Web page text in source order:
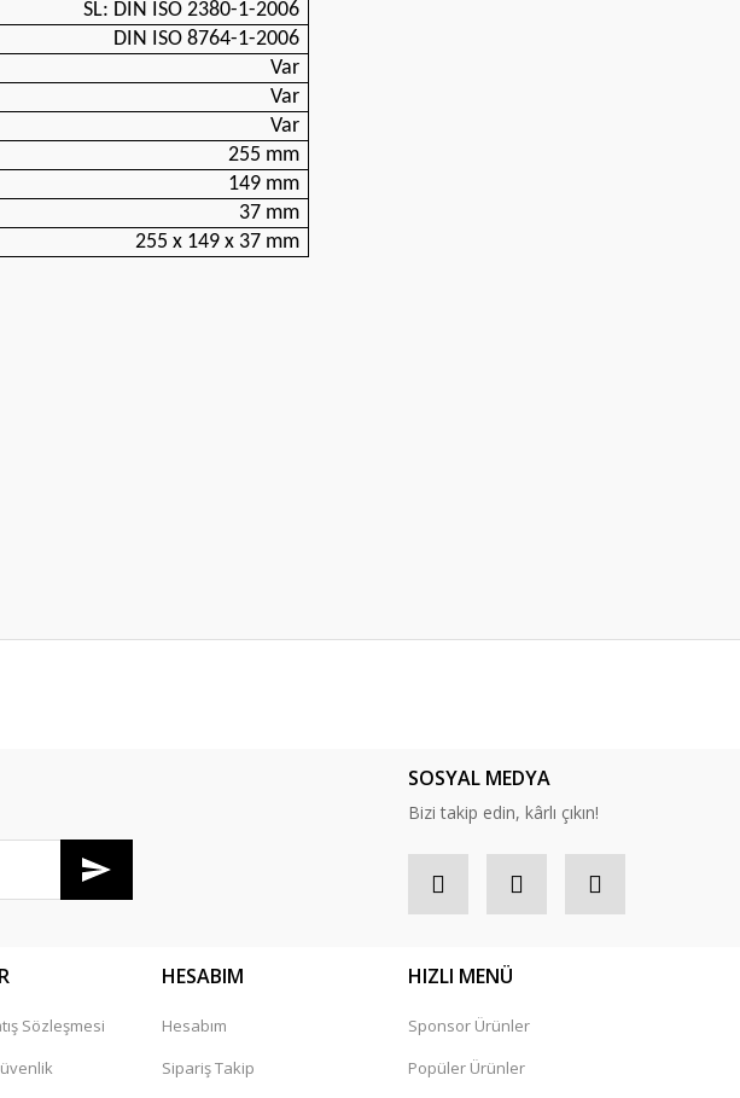
SL: DIN ISO 2380-1-2006
DIN ISO 8764-1-2006
Var
Var
Var
255 mm
149 mm
37 mm
255 x 149 x 37 mm
SOSYAL MEDYA
Bizi takip edin, kârlı çıkın!
Sözleşmesi
HESABIM
Hesabım
Sipariş Takip
HIZLI MENÜ
Sponsor Ürünler
Popüler Ürünler